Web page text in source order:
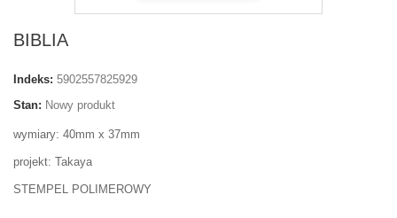
BIBLIA
Indeks: 5902557825929
Stan: Nowy produkt
wymiary: 40mm x 37mm
projekt: Takaya
STEMPEL POLIMEROWY